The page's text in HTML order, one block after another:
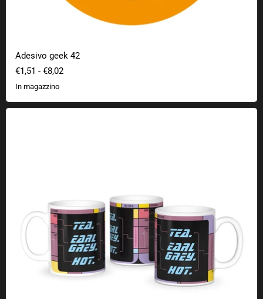
Adesivo geek 42
€1,51 - €8,02
In magazzino